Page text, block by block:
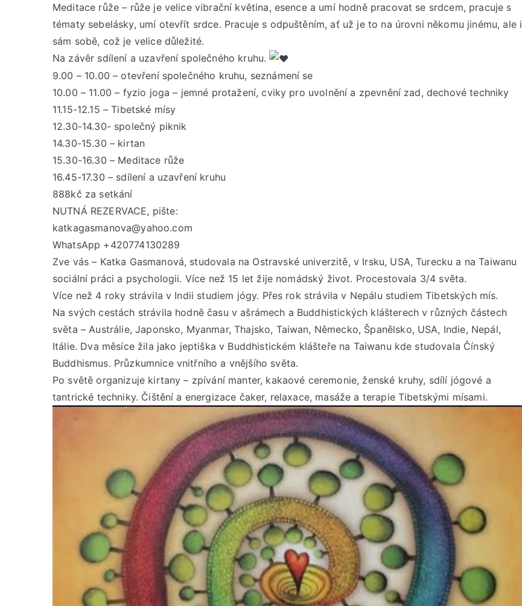
Meditace růže – růže je velice vibrační květina, esence a umí hodně pracovat se srdcem, pracuje s
tématy sebelásky, umí otevřít srdce. Pracuje s odpuštěním, ať už je to na úrovni někomu jinému, ale i
sám sobě, což je velice důležité.
Na závěr sdílení a uzavření společného kruhu.
9.00 – 10.00 – otevření společného kruhu, seznámení se
10.00 – 11.00 – fyzio joga – jemné protažení, cviky pro uvolnění a zpevnění zad, dechové techniky
11.15-12.15 – Tibetské mísy
12.30-14.30- společný piknik
14.30-15.30 – kirtan
15.30-16.30 – Meditace růže
16.45-17.30 – sdílení a uzavření kruhu
888kč za setkání
NUTNÁ REZERVACE, pište:
katkagasmanova@yahoo.com
WhatsApp +420774130289
Zve vás – Katka Gasmanová, studovala na Ostravské univerzitě, v Irsku, USA, Turecku a na Taiwanu
sociální práci a psychologii. Více než 15 let žije nomádský život. Procestovala 3/4 světa.
Více než 4 roky strávila v Indii studiem jógy. Přes rok strávila v Nepálu studiem Tibetských mís.
Na svých cestách strávila hodně času v ašrámech a Buddhistických klášterech v různých částech
světa – Austrálie, Japonsko, Myanmar, Thajsko, Taiwan, Německo, Španělsko, USA, Indie, Nepál,
Itálie. Dva měsíce žila jako jeptiška v Buddhistickém klášteře na Taiwanu kde studovala Čínský
Buddhismus. Průzkumnice vnitřního a vnějšího světa.
Po světě organizuje kirtany – zpívání manter, kakaové ceremonie, ženské kruhy, sdílí jógové a
tantrické techniky. Čištění a energizace čaker, relaxace, masáže a terapie Tibetskými mísami.